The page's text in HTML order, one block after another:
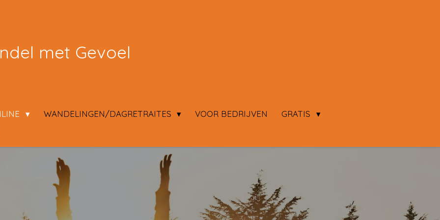
met Gevoel
WANDELINGEN/DAGRETRAITES VOOR BEDRIJVEN
GRATIS